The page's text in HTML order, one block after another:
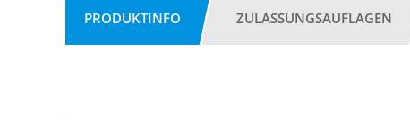
PRODUKTINFO ZULASSUNGSAUFLAGEN